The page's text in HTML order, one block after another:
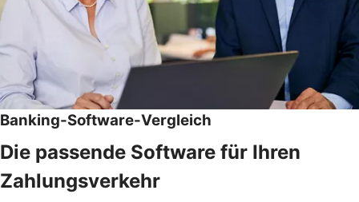
Banking-Software-Vergleich
Die passende Software für Ihren
Zahlungsverkehr